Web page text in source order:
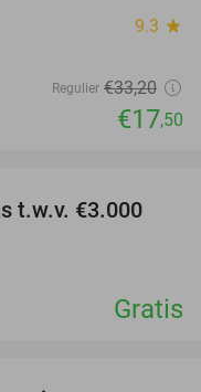
9.3 star
Regulier €33,20
€17,50
t.w.v. €3.000
Gratis